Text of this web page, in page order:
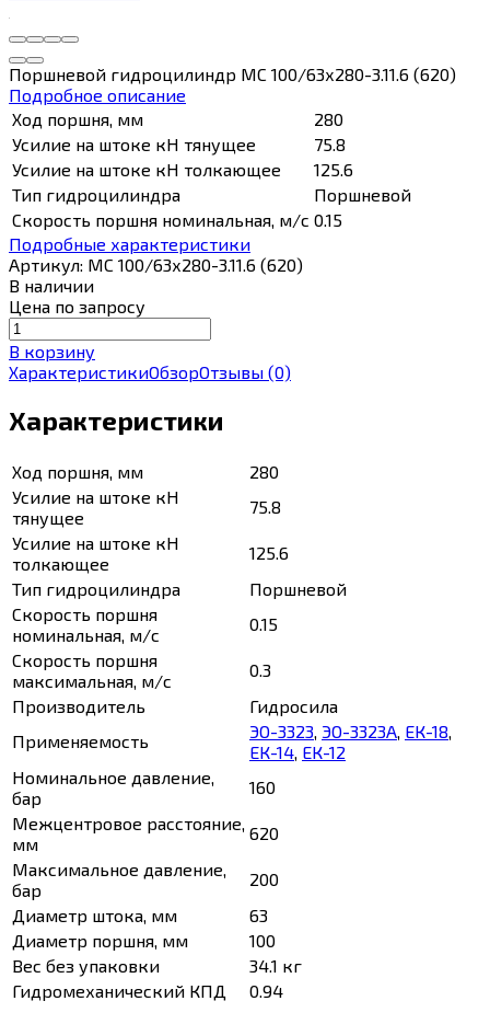
Поршневой гидроцилиндр МС 100/63х280-3.11.6 (620)
Подробное описание
Ход поршня, мм
280
Усилие на штоке кН тянущее
75.8
Усилие на штоке кН толкающее
125.6
Тип гидроцилиндра
Поршневой
Скорость поршня номинальная, м/с 0.15
Подробные характеристики
Артикул: МС 100/63х280-3.11.6 (620)
В наличии
Цена по запросу
В корзину
ХарактеристикиОбзорОтзывы (0)
Характеристики
Ход поршня, мм
280
Усилие на штоке кН
тянущее
75.8
Усилие на штоке кН
толкающее
125.6
Тип гидроцилиндра
Поршневой
Скорость поршня
номинальная, м/с
0.15
Скорость поршня
максимальная, м/с
0.3
Производитель
Гидросила
Применяемость
ЭО-3323 ЭО-3323А ЕК-18
ЕК-14 ЕК-12
Номинальное давление,
бар
160
Межцентровое расстояние,
мм
620
Максимальное давление,
бар
200
Диаметр штока, мм
63
Диаметр поршня, мм
100
Вес без упаковки
34.1 кг
Гидромеханический КПД
0.94